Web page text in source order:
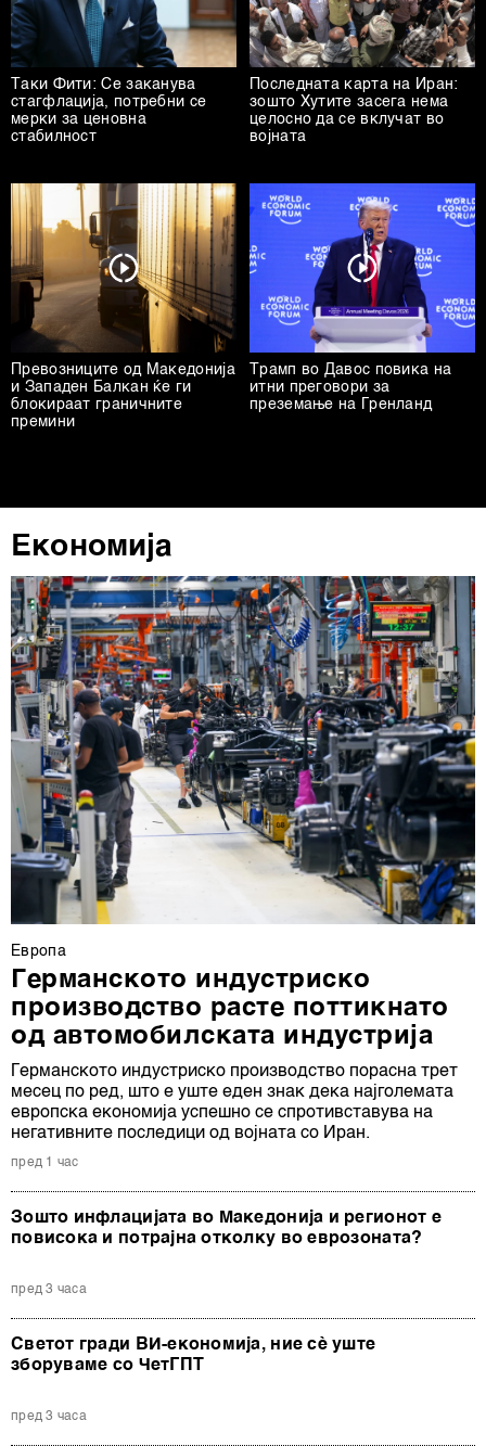
Таки Фити: Се заканува
стагфлација, потребни се
мерки за ценовна
стабилност
Последната карта на Иран:
зошто Хутите засега нема
целосно да се вклучат во
војната
Превозниците од Македонија
и Западен Балкан ќе ги
блокираат граничните
премини
Трамп во Давос повика на
итни преговори за
преземање на Гренланд
Економија
Европа
Германското индустриско
производство расте поттикнато
од автомобилската индустрија
Германското индустриско производство порасна трет
месец по ред, што е уште еден знак дека најголемата
европска економија успешно се спротивставува на
негативните последици од војната со Иран.
пред 1 час
Зошто инфлацијата во Македонија и регионот е
повисока и потрајна отколку во еврозоната?
пред 3 часа
Светот гради ВИ-економија, ние сè уште
зборуваме со ЧетГПТ
пред 3 часа